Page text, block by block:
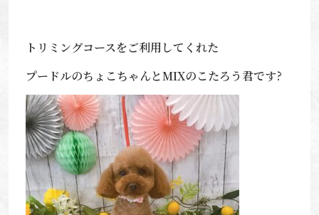
トリミングコースをご利用してくれた
プードルのちょこちゃんとMIXのこたろう君です?